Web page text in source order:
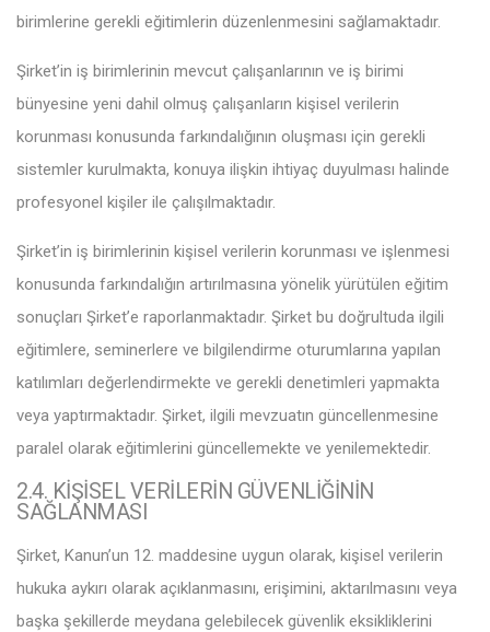
birimlerine gerekli eğitimlerin düzenlenmesini sağlamaktadır.
Şirket’in iş birimlerinin mevcut çalışanlarının ve iş birimi
bünyesine yeni dahil olmuş çalışanların kişisel verilerin
korunması konusunda farkındalığının oluşması için gerekli
sistemler kurulmakta, konuya ilişkin ihtiyaç duyulması halinde
profesyonel kişiler ile çalışılmaktadır.
Şirket’in iş birimlerinin kişisel verilerin korunması ve işlenmesi
konusunda farkındalığın artırılmasına yönelik yürütülen eğitim
sonuçları Şirket’e raporlanmaktadır. Şirket bu doğrultuda ilgili
eğitimlere, seminerlere ve bilgilendirme oturumlarına yapılan
katılımları değerlendirmekte ve gerekli denetimleri yapmakta
veya yaptırmaktadır. Şirket, ilgili mevzuatın güncellenmesine
paralel olarak eğitimlerini güncellemekte ve yenilemektedir.
2.4. KİŞİSEL VERİLERİN GÜVENLİĞİNİN
SAĞLANMASI
Şirket, Kanun’un 12. maddesine uygun olarak, kişisel verilerin
hukuka aykırı olarak açıklanmasını, erişimini, aktarılmasını veya
başka şekillerde meydana gelebilecek güvenlik eksikliklerini